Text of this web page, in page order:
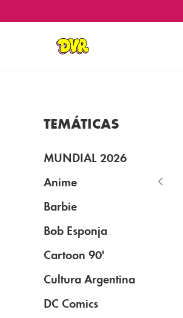
TEMÁTICAS
MUNDIAL 2026
Anime
Barbie
Bob Esponja
Cartoon 90'
Cultura Argentina
DC Comics